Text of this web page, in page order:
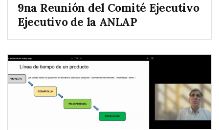
9na Reunión del Comité Ejecutivo
Ejecutivo de la ANLAP